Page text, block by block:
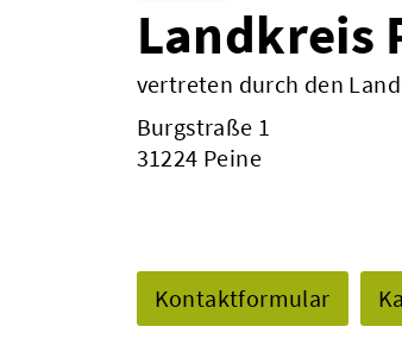
Landkreis
vertreten durch den
Burgstraße 1
31224 Peine
Kontaktformular